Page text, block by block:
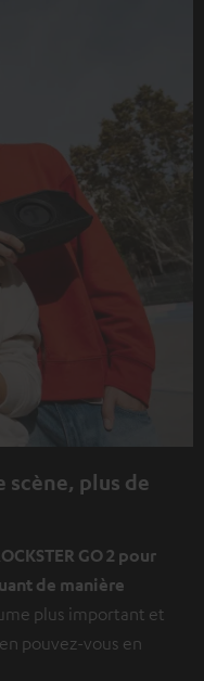
scène, plus de
GO 2 pour
de manière
plus important et
pouvez-vous en